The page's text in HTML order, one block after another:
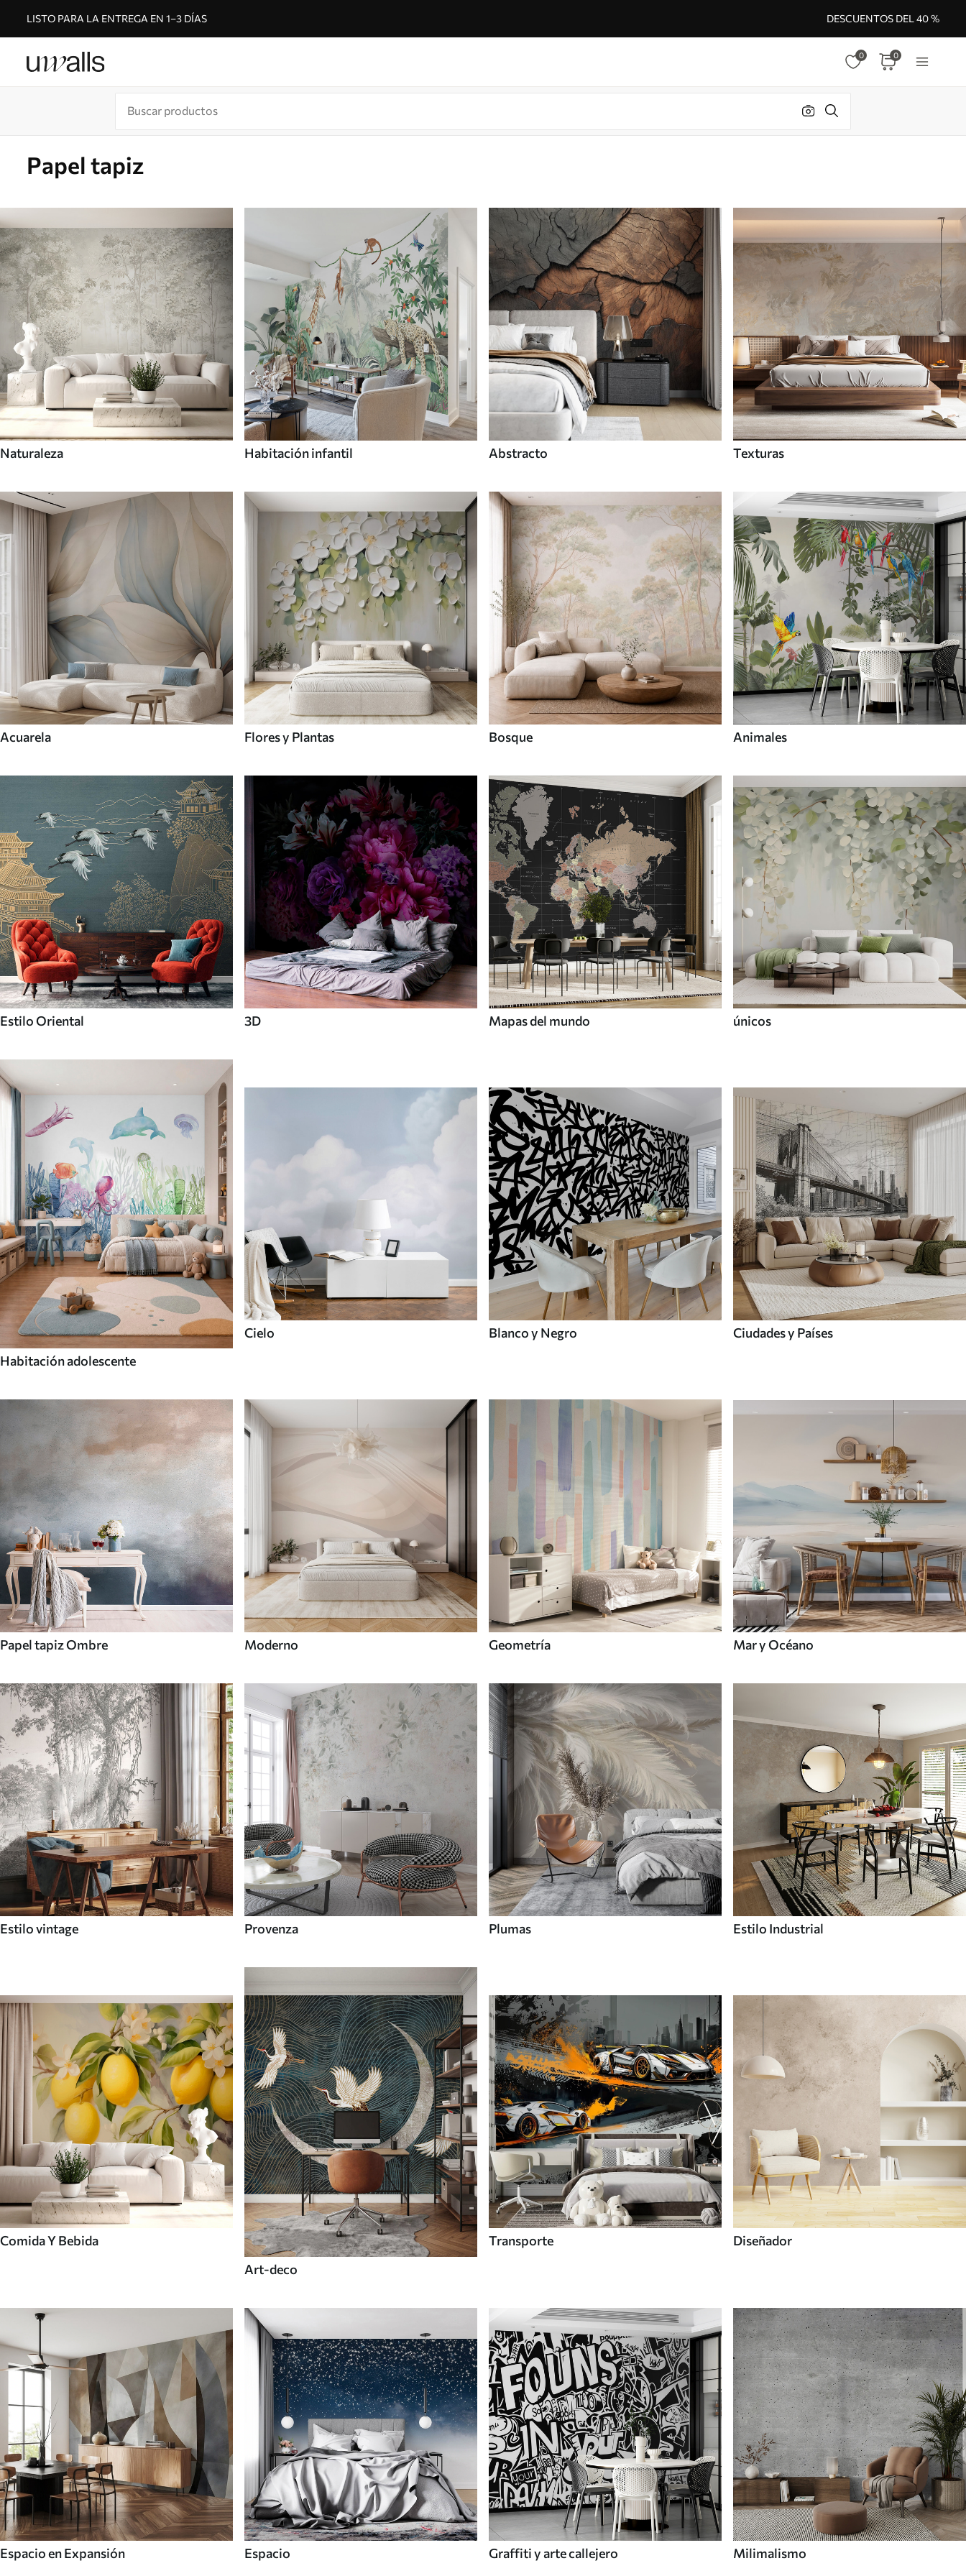
LISTO PARA LA ENTREGA EN 1–3 DÍAS DESCUENTOS DEL 40 %
0 0
Papel tapiz
Naturaleza Habitación infantil Abstracto Texturas
Acuarela Flores y Plantas Bosque Animales
Estilo Oriental 3D Mapas del mundo únicos
Habitación adolescente
Cielo Blanco y Negro Ciudades y Países
Papel tapiz Ombre Moderno Geometría Mar y Océano
Estilo vintage Provenza Plumas Estilo Industrial
Comida Y Bebida
Art-deco
Transporte Diseñador
Espacio en Expansión Espacio Graffiti y arte callejero Milimalismo